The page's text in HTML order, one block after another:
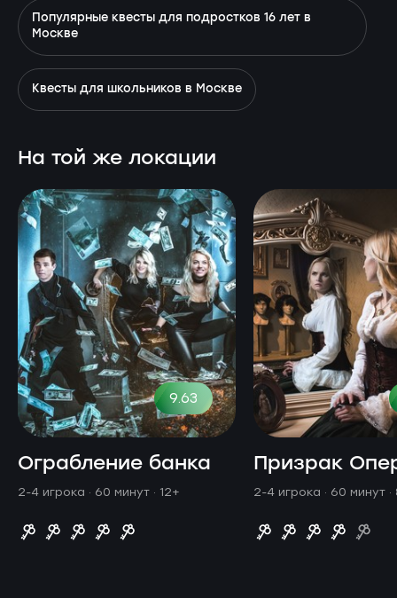
Популярные квесты для подростков 16 лет в
Москве
Квесты для школьников в Москве
На той же локации
9.63
Ограбление банка
2-4 игрока · 60 минут · 12+
Призрак
2-4 игрока · 60 минут